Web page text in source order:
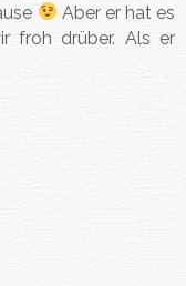
Aber er hat es
froh drüber. Als er